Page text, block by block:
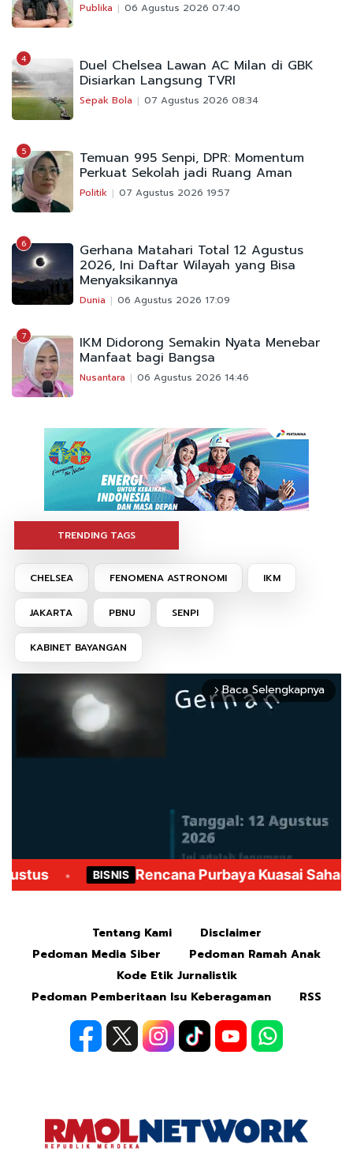
Publika 06 Agustus 2026 07:40
4 Duel Chelsea Lawan AC Milan di GBK
Disiarkan Langsung TVRI
Sepak Bola 07 Agustus 2026 08:34
5 Temuan 995 Senpi, DPR: Momentum
Perkuat Sekolah jadi Ruang Aman
Politik 07 Agustus 2026 19:57
6 Gerhana Matahari Total 12 Agustus
2026, Ini Daftar Wilayah yang Bisa
Menyaksikannya
Dunia 06 Agustus 2026 17:09
7 IKM Didorong Semakin Nyata Menebar
Manfaat bagi Bangsa
Nusantara 06 Agustus 2026 14:46
TRENDING TAGS
CHELSEA FENOMENA ASTRONOMI IKM
JAKARTA PBNU SENPI
KABINET BAYANGAN
arrow_forward_ios Baca Selengkapnya
Tentang Kami
Disclaimer
Pedoman Media Siber
Pedoman Ramah Anak
Kode Etik Jurnalistik
Pedoman Pemberitaan Isu Keberagaman
RSS